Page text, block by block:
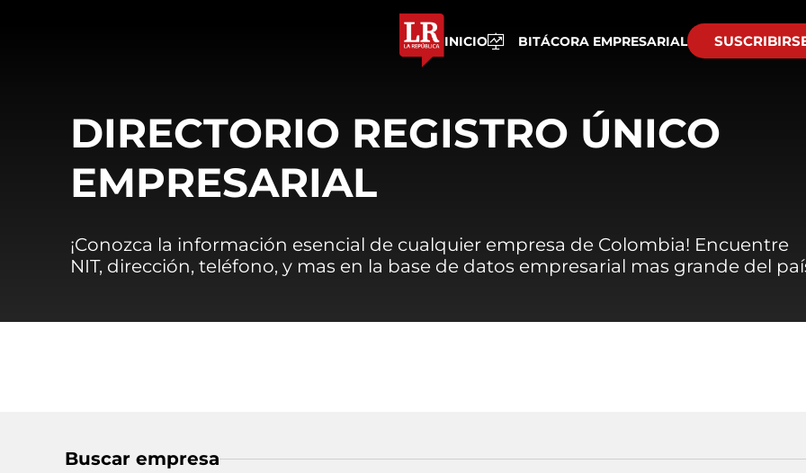
INICIO BITÁCORA EMPRESARIAL
DIRECTORIO REGISTRO ÚNICO
EMPRESARIAL
¡Conozca la información esencial de cualquier empresa de Colombia! Encuentre
NIT, dirección, teléfono, y mas en la base de datos empresarial mas grande del
Buscar empresa